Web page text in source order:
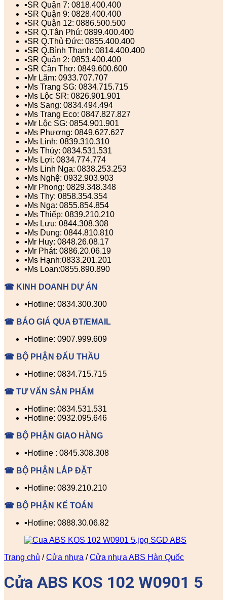
▪️SR Quận 7: 0818.400.400
▪️SR Quận 9: 0828.400.400
▪️SR Quận 12: 0886.500.500
▪️SR Q.Tân Phú: 0899.400.400
▪️SR Q.Thủ Đức: 0855.400.400
▪️SR Q.Bình Thạnh: 0814.400.400
▪️SR Quận 2: 0853.400.400
▪️SR Cần Thơ: 0849.600.600
▪️Mr Lãm: 0933.707.707
▪️Ms Trang SG: 0834.715.715
▪️Ms Lộc SR: 0826.901.901
▪️Ms Sang: 0834.494.494
▪️Ms Trang Eco: 0847.827.827
▪️Mr Lộc SG: 0854.901.901
▪️Ms Phượng: 0849.627.627
▪️Ms Linh: 0839.310.310
▪️Ms Thúy: 0834.531.531
▪️Ms Lợi: 0834.774.774
▪️Ms Linh Nga: 0838.253.253
▪️Ms Nghệ: 0932.903.903
▪️Mr Phong: 0829.348.348
▪️Ms Thy: 0858.354.354
▪️Ms Nga: 0855.854.854
▪️Ms Thiếp: 0839.210.210
▪️Ms Lưu: 0844.308.308
▪️Ms Dung: 0844.810.810
▪️Mr Huy: 0848.26.08.17
▪️Mr Phát: 0886.20.06.19
▪️Ms Hạnh:0833.201.201
▪️Ms Loan:0855.890.890
☎ KINH DOANH DỰ ÁN
▪️Hotline: 0834.300.300
☎ BÁO GIÁ QUA ĐT/EMAIL
▪️Hotline: 0907.999.609
☎ BỘ PHẬN ĐẤU THẦU
▪️Hotline: 0834.715.715
☎ TƯ VẤN SẢN PHẨM
▪️Hotline: 0834.531.531
▪️Hotline: 0932.095.646
☎ BỘ PHẬN GIAO HÀNG
▪️Hotline : 0845.308.308
☎ BỘ PHẬN LẮP ĐẶT
▪️Hotline: 0839.210.210
☎ BỘ PHẬN KẾ TOÁN
▪️Hotline: 0888.30.06.82
Trang chủ / Cửa nhựa / Cửa nhựa ABS Hàn Quốc
Cửa ABS KOS 102 W0901 5